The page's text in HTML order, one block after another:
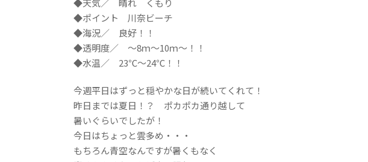
◆天気／ 晴れ くもり
◆ポイント 川奈ビーチ
◆海況／ 良好！！
◆透明度／ ～8ｍ～10ｍ～！！
◆水温／ 23℃～24℃！！
今週平日はずっと穏やかな日が続いてくれて！
昨日までは夏日！？ ポカポカ通り越して
暑いぐらいでしたが！
今日はちょっと雲多め・・・
もちろん青空なんですが暑くもなく